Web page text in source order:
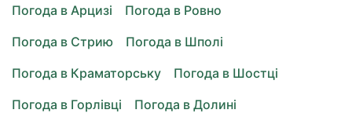
Погода в Арцизі
Погода в Ровно
Погода в Стрию
Погода в Шполі
Погода в Краматорську
Погода в Шостці
Погода в Горлівці
Погода в Долині